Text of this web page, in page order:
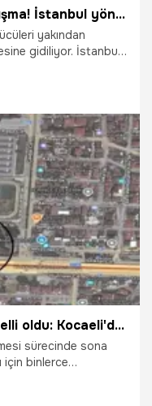
Kocaeli TEM Otoyolu'nda çalışma! İstanbul yönüne gidecek sürücüler dikkat
yakından
gidiliyor. İstanbul
Derince Lisesi'nin yeni yeri belli oldu: Kocaeli'de binlerce kişi imza verdi
sürecinde sona
için binlerce